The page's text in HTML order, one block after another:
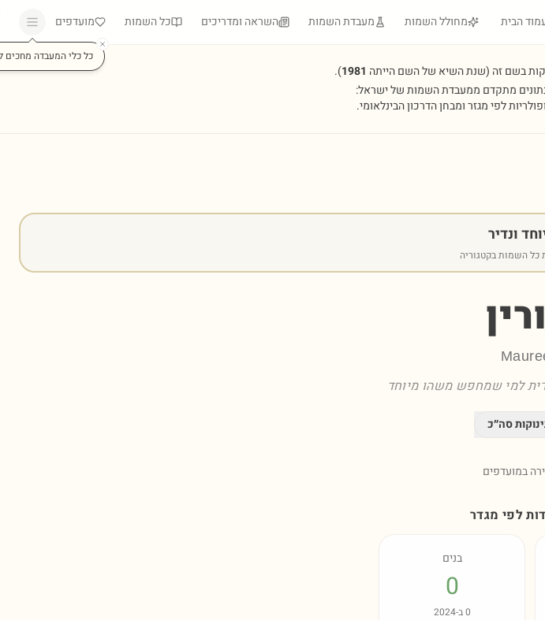
הבית מחולל השמות מעבדת השמות השראה ומדריכים כל השמות מועדפים
כל כלי המעבדה מחכים
בשם זה (שנת השיא של השם הייתה 1981
).
מתקדם ממעבדת השמות של ישראל:
לפי מגזר ומבחן הדרכון הבינלאומי.
ונדיר
כל השמות בקטגוריה
למי שמחפש משהו מיוחד
סה״כ
במועדפים
לפי מגדר
בנים
0
0ב-2024